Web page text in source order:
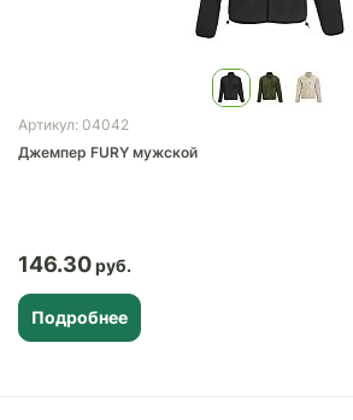
Артикул: 04042
Джемпер FURY мужской
146.30
Подробнее